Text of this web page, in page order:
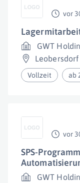
vor
GWT
Leobersdorf
Vollzeit ab
vor
SPS-
GWT